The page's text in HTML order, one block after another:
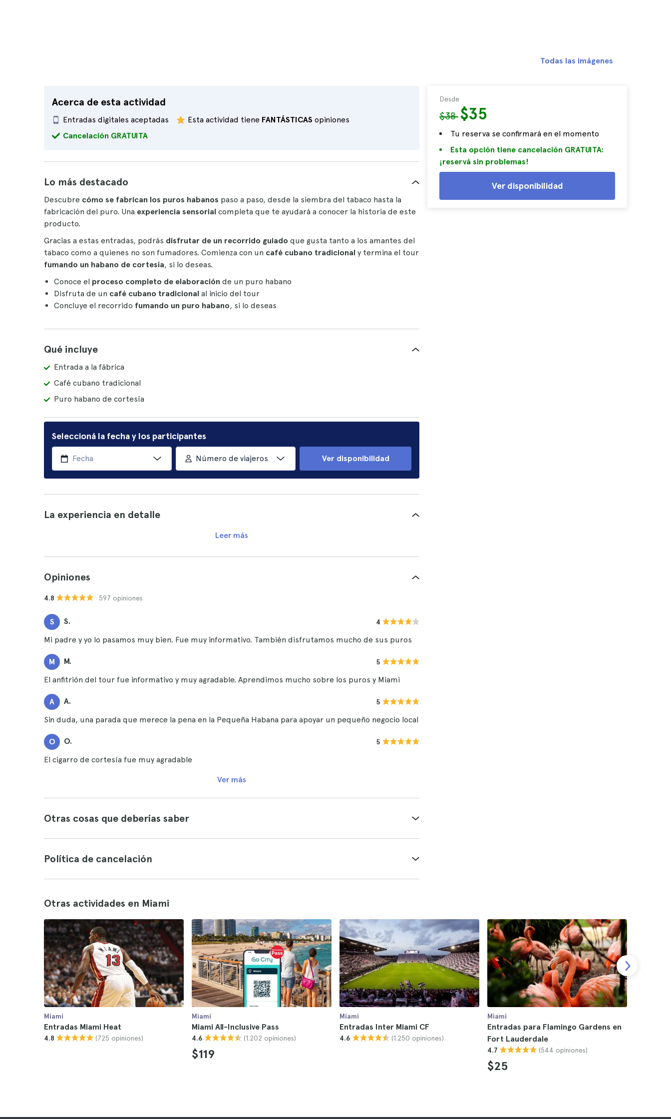
Acerca de esta actividad
Entradas digitales aceptadas Esta actividad tiene FANTÁSTICAS opiniones
Cancelación GRATUITA
Desde
$38$35
Tu reserva se confirmará en el momento
Esta opción tiene cancelación GRATUITA:
¡reservá sin problemas!
Ver disponibilidad
Todas las imágenes
Lo más destacado
Descubre cómo se fabrican los puros habanos paso a paso, desde la siembra del tabaco hasta la
fabricación del puro. Una experiencia sensorial completa que te ayudará a conocer la historia de este
producto.
Gracias a estas entradas, podrás disfrutar de un recorrido guiado que gusta tanto a los amantes del
tabaco como a quienes no son fumadores. Comienza con un café cubano tradicional y termina el tour
fumando un habano de cortesía, si lo deseas.
Conoce el proceso completo de elaboración de un puro habano
Disfruta de un café cubano tradicional al inicio del tour
Concluye el recorrido fumando un puro habano, si lo deseas
Qué incluye
Entrada a la fábrica
Café cubano tradicional
Puro habano de cortesía
Seleccioná la fecha y los participantes
Número de viajeros Ver disponibilidad
La experiencia en detalle
Leer más
Opiniones
4.8 · 597 opiniones
S S. 4
Mi padre y yo lo pasamos muy bien. Fue muy informativo. También disfrutamos mucho de sus puros
M M. 5
El anfitrión del tour fue informativo y muy agradable. Aprendimos mucho sobre los puros y Miami
A A. 5
Sin duda, una parada que merece la pena en la Pequeña Habana para apoyar un pequeño negocio local
O O. 5
El cigarro de cortesía fue muy agradable
Ver más
Otras cosas que deberías saber
Política de cancelación
Otras actividades en Miami
Miami
Entradas Miami Heat
4.8 (725 opiniones)
Miami
Miami All-Inclusive Pass
4.6 (1.202 opiniones)
$119
Miami
Entradas Inter Miami CF
4.6 (1.250 opiniones)
Miami
Entradas para Flamingo Gardens en
Fort Lauderdale
4.7 (544 opiniones)
$25